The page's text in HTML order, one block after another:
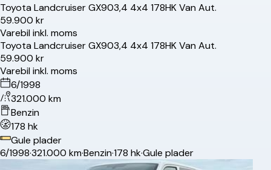
ToyotaLandcruiser GX903,4 4x4 178HK Van Aut.
59.900 kr
Varebil inkl. moms
ToyotaLandcruiser GX903,4 4x4 178HK Van Aut.
59.900 kr
Varebil inkl. moms
6/1998
321.000 km
Benzin
178 hk
Gule plader
6/1998·321.000 km·Benzin·178 hk·Gule plader